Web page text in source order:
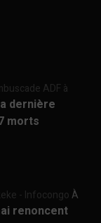
ADF à
dernière
morts
- InfocongoÀ
renoncent